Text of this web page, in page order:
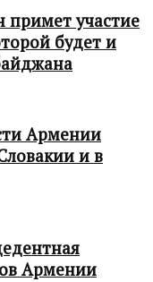
примет участие
будет и
Армении
и в
Армении